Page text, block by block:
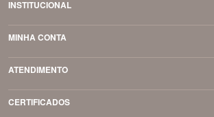
INSTITUCIONAL
MINHA CONTA
ATENDIMENTO
CERTIFICADOS